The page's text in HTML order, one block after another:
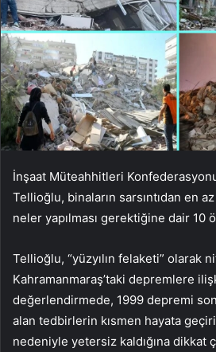
İnşaat Müteahhitleri
Tellioğlu, binaların sarsıntıdan en
neler yapılması gerektiğine dair 10
Tellioğlu, “yüzyılın felaketi” olarak
Kahramanmaraş’taki depremlere
değerlendirmede, 1999 depremi
alan tedbirlerin kısmen hayata
nedeniyle yetersiz kaldığına dikkat